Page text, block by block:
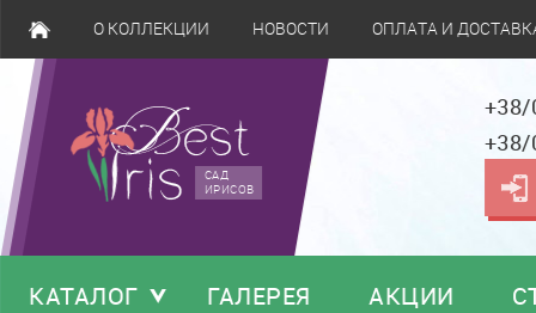
О КОЛЛЕКЦИИ НОВОСТИ ОПЛАТА И
САД
ИРИСОВ
КАТАЛОГ ГАЛЕРЕЯ АКЦИИ